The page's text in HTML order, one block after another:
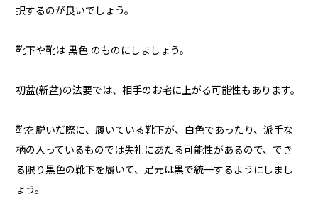
択するのが良いでしょう。
靴下や靴は 黒色 のものにしましょう。
初盆(新盆)の法要では、相手のお宅に上がる可能性もあります。
靴を脱いだ際に、履いている靴下が、白色であったり、派手な
柄の入っているものでは失礼にあたる可能性があるので、でき
る限り黒色の靴下を履いて、足元は黒で統一するようにしまし
ょう。